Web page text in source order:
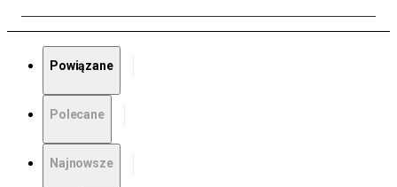
Powiązane
Polecane
Najnowsze